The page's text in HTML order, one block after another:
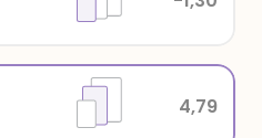
4,79